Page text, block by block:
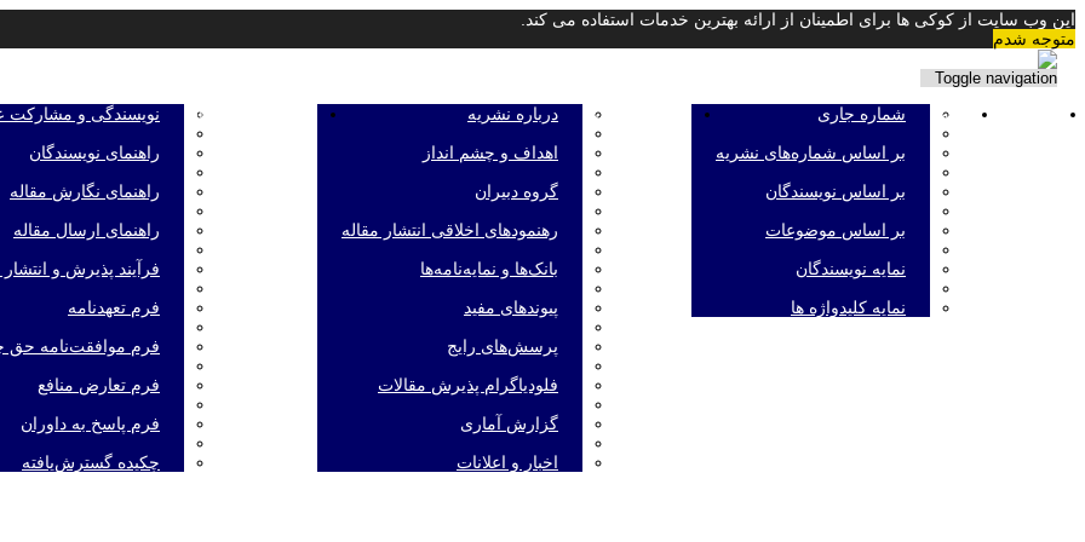
این وب سایت از کوکی ها برای اطمینان از ارائه بهترین خدمات استفاده می کند.
متوجه شدم
Toggle navigation
صفحه اصلی مرور
شماره جاری
بر اساس شماره‌های نشریه
بر اساس نویسندگان
بر اساس موضوعات
نمایه نویسندگان
نمایه کلیدواژه ها
اطلاعات نشریه
درباره نشریه
اهداف و چشم انداز
گروه دبیران
رهنمودهای اخلاقی انتشار مقاله
بانک‌ها و نمایه‌‌نامه‌ها
پیوندهای مفید
پرسش‌های رایج
فلودیاگرام پذیرش مقالات
گزارش آماری
اخبار و اعلانات
راهنمای نویسندگان
نویسندگی و مشارکت
راهنمای نویسندگان
راهنمای نگارش مقاله
راهنمای ارسال مقاله
فرآیند پذیرش و انتشار
فرم تعهدنامه
فرم موافقت‌نامه حق
فرم تعارض منافع
فرم پاسخ به داوران
چکیده گسترش‌یافته